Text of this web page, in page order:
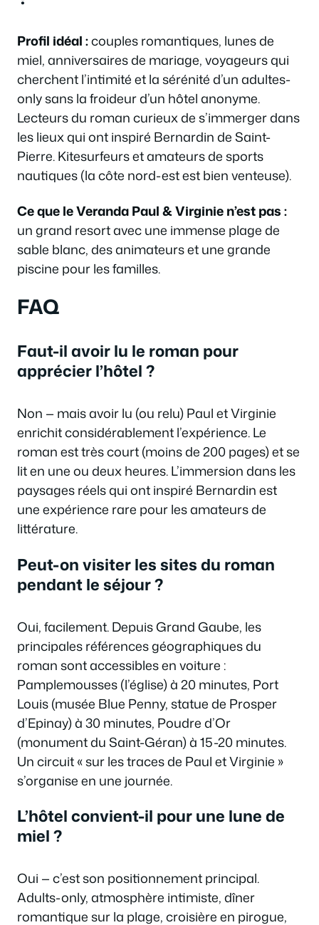
Profil idéal :couples romantiques, lunes de
miel, anniversaires de mariage, voyageurs qui
cherchent l’intimité et la sérénité d’un adultes-
only sans la froideur d’un hôtel anonyme.
Lecteurs du roman curieux de s’immerger dans
les lieux qui ont inspiré Bernardin de Saint-
Pierre. Kitesurfeurs et amateurs de sports
nautiques (la côte nord-est est bien venteuse).
Ce que le Veranda Paul & Virginie n’est pas :
un grand resort avec une immense plage de
sable blanc, des animateurs et une grande
piscine pour les familles.
FAQ
Faut-il avoir lu le roman pour
apprécier l’hôtel ?
Non — mais avoir lu (ou relu)Paul et Virginie
enrichit considérablement l’expérience. Le
roman est très court (moins de 200 pages) et se
lit en une ou deux heures. L’immersion dans les
paysages réels qui ont inspiré Bernardin est
une expérience rare pour les amateurs de
littérature.
Peut-on visiter les sites du roman
pendant le séjour ?
Oui, facilement. Depuis Grand Gaube, les
principales références géographiques du
roman sont accessibles en voiture :
Pamplemousses (l’église) à 20 minutes, Port
Louis (musée Blue Penny, statue de Prosper
d’Epinay) à 30 minutes, Poudre d’Or
(monument du Saint-Géran) à 15-20 minutes.
Un circuit « sur les traces de Paul et Virginie »
s’organise en une journée.
L’hôtel convient-il pour une lune de
miel ?
Oui — c’est son positionnement principal.
Adults-only, atmosphère intimiste, dîner
romantique sur la plage, croisière en pirogue,